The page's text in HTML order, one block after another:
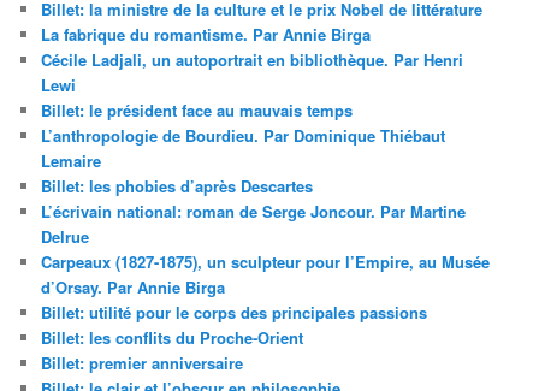
Billet: la ministre de la culture et le prix Nobel de littérature
La fabrique du romantisme. Par Annie Birga
Cécile Ladjali, un autoportrait en bibliothèque. Par Henri
Lewi
Billet: le président face au mauvais temps
L’anthropologie de Bourdieu. Par Dominique Thiébaut
Lemaire
Billet: les phobies d’après Descartes
L’écrivain national: roman de Serge Joncour. Par Martine
Delrue
Carpeaux (1827-1875), un sculpteur pour l’Empire, au Musée
d’Orsay. Par Annie Birga
Billet: utilité pour le corps des principales passions
Billet: les conflits du Proche-Orient
Billet: premier anniversaire